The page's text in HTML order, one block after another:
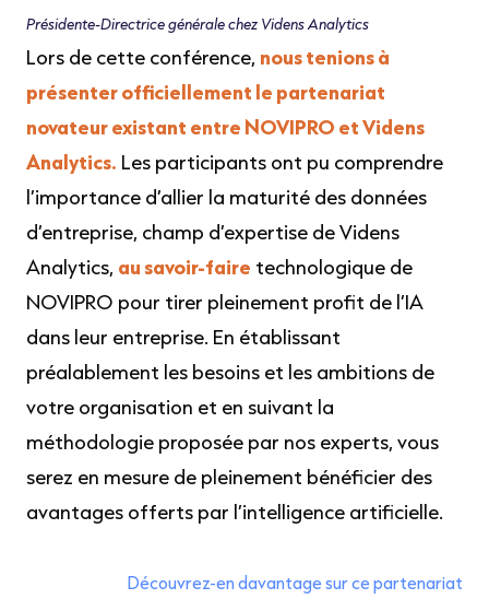
Présidente-Directrice générale chez Videns Analytics
Lors de cette conférence, nous tenions à
présenter officiellement le partenariat
novateur existant entre NOVIPRO et Videns
Analytics. Les participants ont pu comprendre
l’importance d’allier la maturité des données
d’entreprise, champ d’expertise de Videns
Analytics, au savoir-faire technologique de
NOVIPRO pour tirer pleinement profit de l’IA
dans leur entreprise. En établissant
préalablement les besoins et les ambitions de
votre organisation et en suivant la
méthodologie proposée par nos experts, vous
serez en mesure de pleinement bénéficier des
avantages offerts par l’intelligence artificielle.
Découvrez-en davantage sur ce partenariat